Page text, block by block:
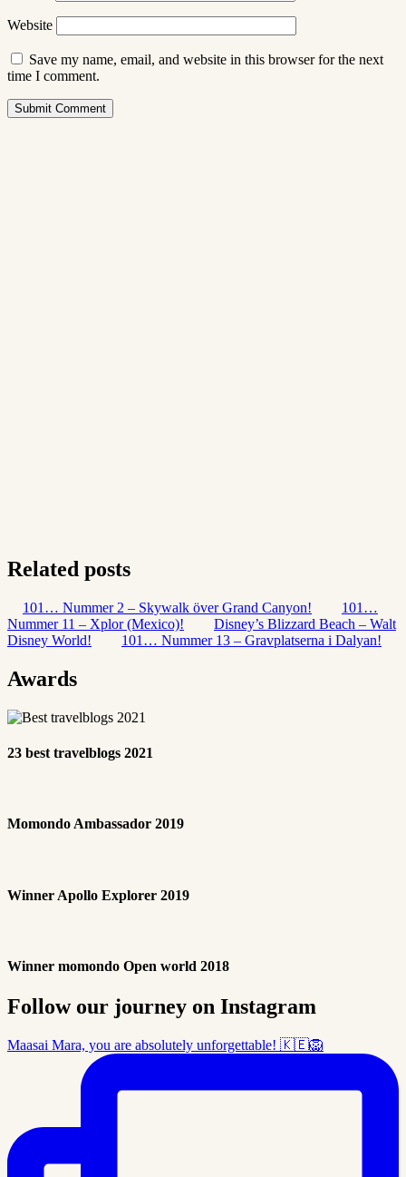
Website
Save my name, email, and website in this browser for the next
time I comment.
Submit Comment
Related posts
101… Nummer 2 – Skywalk över Grand Canyon!
101…
Nummer 11 – Xplor (Mexico)!
Disney’s Blizzard Beach – Walt
Disney World!
101… Nummer 13 – Gravplatserna i Dalyan!
Awards
23 best travelblogs 2021
Momondo Ambassador 2019
Winner Apollo Explorer 2019
Winner momondo Open world 2018
Follow our journey on Instagram
Maasai Mara, you are absolutely unforgettable! 🇰🇪🦁